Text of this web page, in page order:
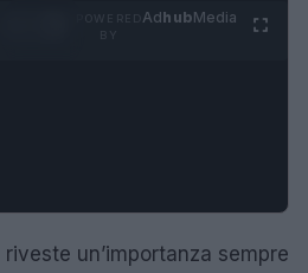
AdhubMedia
riveste un’importanza sempre